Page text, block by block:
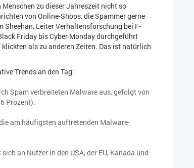
zu dieser Jahreszeit nicht so
von Online-Shops, die Spammer gerne
Leiter Verhaltensforschung bei F-
Friday bis Cyber Monday durchgeführt
als zu anderen Zeiten. Das ist natürlich
Trends an den Tag:
Spam verbreiteten Malware aus, gefolgt von
Prozent).
am häufigsten auftretenden Malware-
an Nutzer in den USA, der EU, Kanada und